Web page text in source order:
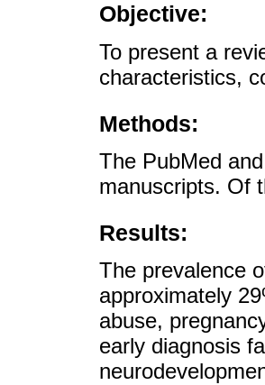
Objective:
To present a
characteristics,
Methods:
The PubMed
manuscripts. Of
Results:
The prevalence
approximately
abuse,
early diagnosis